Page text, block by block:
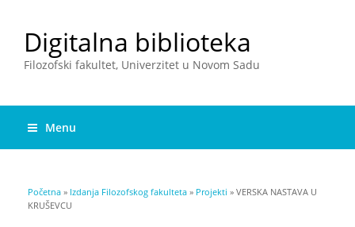
Digitalna biblioteka
Filozofski fakultet, Univerzitet u Novom Sadu
Menu
You are here
Početna » Izdanja Filozofskog fakulteta » Projekti » VERSKA NASTAVA U
KRUŠEVCU